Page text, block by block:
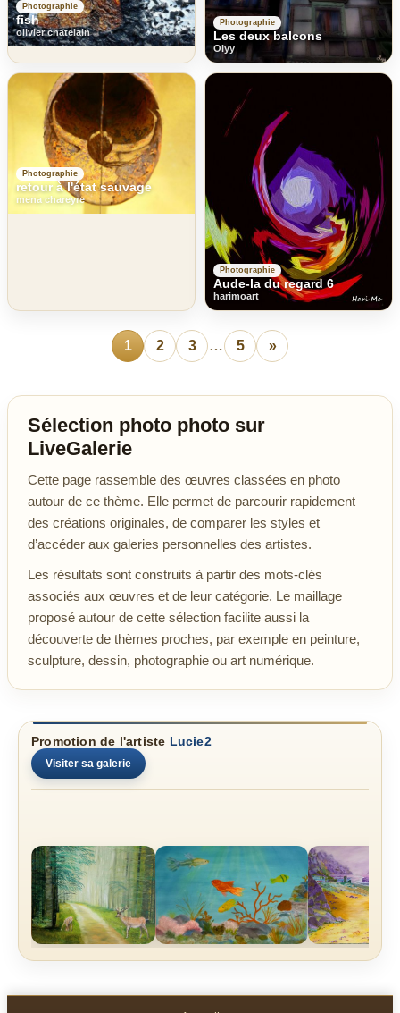
Photographie
fish
olivier chatelain
Photographie
Les deux balcons
Olyy
Photographie
retour à l'état sauvage
mena chareyre
Photographie
Aude-la du regard 6
harimoart
1 2 3 … 5 »
Sélection photo photo sur
LiveGalerie
Cette page rassemble des œuvres classées en photo
autour de ce thème. Elle permet de parcourir rapidement
des créations originales, de comparer les styles et
d’accéder aux galeries personnelles des artistes.
Les résultats sont construits à partir des mots-clés
associés aux œuvres et de leur catégorie. Le maillage
proposé autour de cette sélection facilite aussi la
découverte de thèmes proches, par exemple en peinture,
sculpture, dessin, photographie ou art numérique.
Promotion de l'artiste Lucie2
Visiter sa galerie